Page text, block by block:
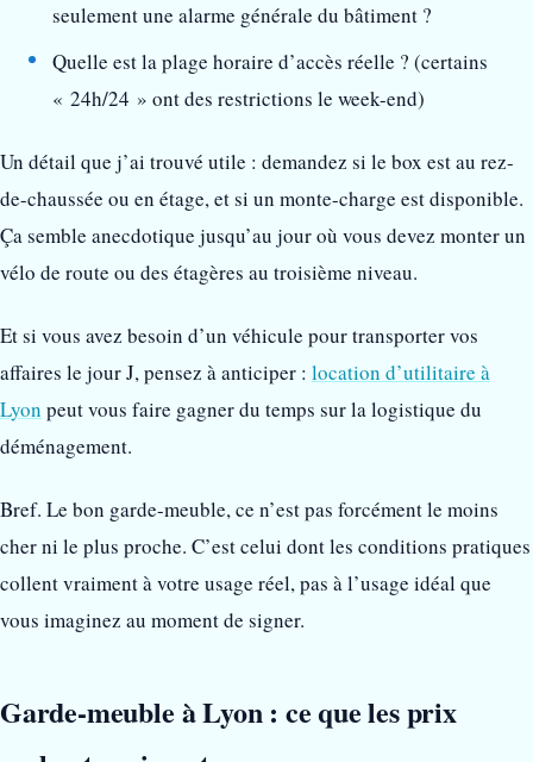
seulement une alarme générale du bâtiment ?
Quelle est la plage horaire d’accès réelle ? (certains
« 24h/24 » ont des restrictions le week-end)
Un détail que j’ai trouvé utile : demandez si le box est au rez-
de-chaussée ou en étage, et si un monte-charge est disponible.
Ça semble anecdotique jusqu’au jour où vous devez monter un
vélo de route ou des étagères au troisième niveau.
Et si vous avez besoin d’un véhicule pour transporter vos
affaires le jour J, pensez à anticiper : location d’utilitaire à
Lyon peut vous faire gagner du temps sur la logistique du
déménagement.
Bref. Le bon garde-meuble, ce n’est pas forcément le moins
cher ni le plus proche. C’est celui dont les conditions pratiques
collent vraiment à votre usage réel, pas à l’usage idéal que
vous imaginez au moment de signer.
Garde-meuble à Lyon : ce que les prix